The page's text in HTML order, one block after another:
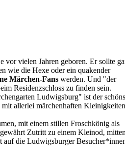
vielen Jahren geboren. Er sollte
wie die Hexe oder ein quakender
Märchen-Fans werden. Und "der
Residenzschloss zu finden sein.
Ludwigsburg" ist der
allerlei märchenhaften
mit einem stillen Froschkönig als
Zutritt zu einem Kleinod,
auf die Ludwigsburger